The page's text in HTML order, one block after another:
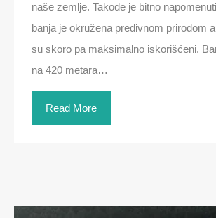
naše zemlje. Takođe je bitno
banja je okružena predivnom prirodom
su skoro pa maksimalno iskorišćeni.
na 420 metara…
Read More